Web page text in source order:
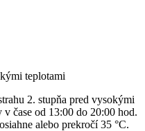
teplotami
2. stupňa pred vysokými
čase od 13:00 do 20:00 hod.
alebo prekročí 35 °C.